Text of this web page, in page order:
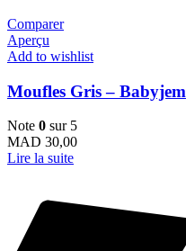
Comparer
Aperçu
Add to wishlist
Moufles Gris – Babyjem
Note 0 sur 5
MAD 30,00
Lire la suite